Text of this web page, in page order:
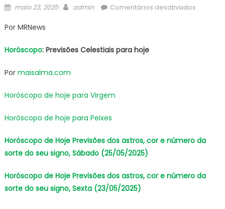
Posted
maio 23, 2025 Author
admin Comentários desativadosem
do
Quinta
Por MRNews
Horóscopo: Previsões Celestiais para hoje
Por maisalma.com
Horóscopo de hoje para Virgem
Horóscopo de hoje para Peixes
Horóscopo de Hoje Previsões dos astros, cor e número da
sorte do seu signo, Sábado (25/05/2025)
Horóscopo de Hoje Previsões dos astros, cor e número da
sorte do seu signo, Sexta (23/05/2025)